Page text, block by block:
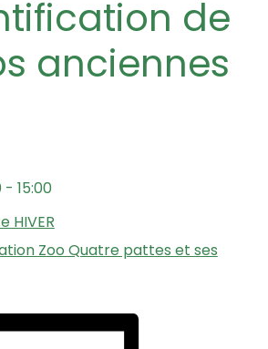
de
anciennes
- 15:00
HIVER
Zoo Quatre pattes et ses